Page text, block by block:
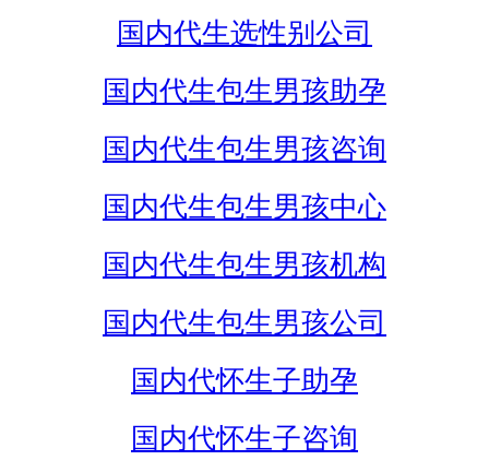
国内代生选性别公司
国内代生包生男孩助孕
国内代生包生男孩咨询
国内代生包生男孩中心
国内代生包生男孩机构
国内代生包生男孩公司
国内代怀生子助孕
国内代怀生子咨询